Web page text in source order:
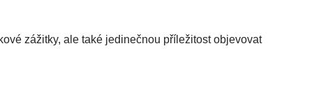
zážitky, ale také jedinečnou příležitost objevovat